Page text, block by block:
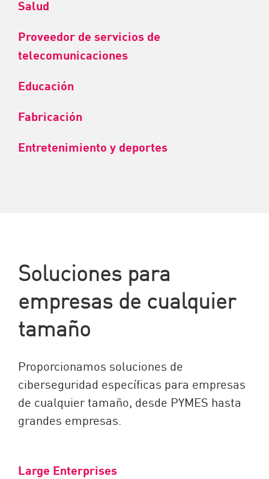
Salud
Proveedor de servicios de
telecomunicaciones
Educación
Fabricación
Entretenimiento y deportes
Soluciones para
empresas de cualquier
tamaño
Proporcionamos soluciones de
ciberseguridad específicas para empresas
de cualquier tamaño, desde PYMES hasta
grandes empresas.
Large Enterprises